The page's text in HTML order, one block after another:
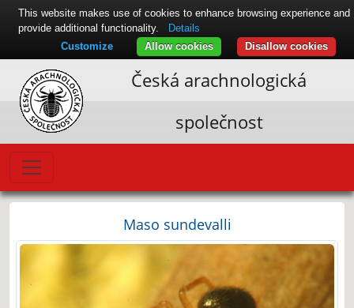
Česká arachnologická
společnost
Maso sundevalli
This website makes use of cookies to enhance browsing experience and
provide additional functionality.
Details
Disallow cookies
Allow cookies
Customize